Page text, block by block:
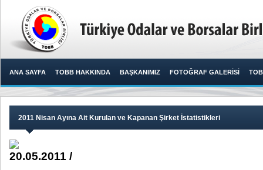
ANA SAYFA TOBB HAKKINDA BAŞKANIMIZ FOTOĞRAF GALERİSİ
2011 Nisan Ayına Ait Kurulan ve Kapanan Şirket İstatistikleri
20.05.2011 /